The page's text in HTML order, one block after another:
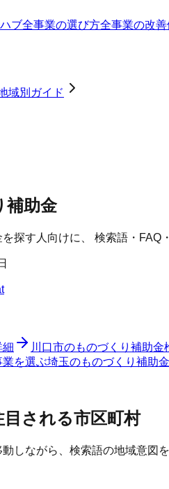
ブ全事業の選び方全事業の改
域別ガイド
補助金
を探す人向けに、 検索語・FAQ
細 川口市のものづくり補助金
業を選ぶ埼玉のものづくり補助金
される市区町村
しながら、検索語の地域意図